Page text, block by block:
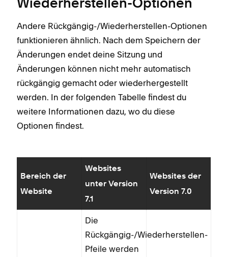
Wiederherstellen-Optionen
Andere Rückgängig-/Wiederherstellen-Optionen
funktionieren ähnlich. Nach dem Speichern der
Änderungen endet deine Sitzung und
Änderungen können nicht mehr automatisch
rückgängig gemacht oder wiederhergestellt
werden. In der folgenden Tabelle findest du
weitere Informationen dazu, wo du diese
Optionen findest.
Bereich der
Website
Websites
unter Version
7.1
Websites der
Version 7.0
Die
Rückgängig-/Wiederherstellen-
Pfeile werden